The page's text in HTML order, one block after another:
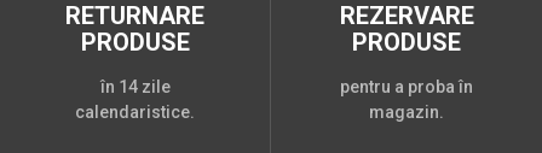
RETURNARE
PRODUSE
în 14 zile
calendaristice.
REZERVARE
PRODUSE
pentru a proba în
magazin.